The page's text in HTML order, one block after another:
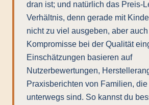
dran ist; und natürlich das Preis-
Verhältnis, denn gerade mit
nicht zu viel ausgeben, aber
Kompromisse bei der Qualität
Einschätzungen basieren auf
Nutzerbewertungen,
Praxisberichten von Familien,
unterwegs sind. So kannst du